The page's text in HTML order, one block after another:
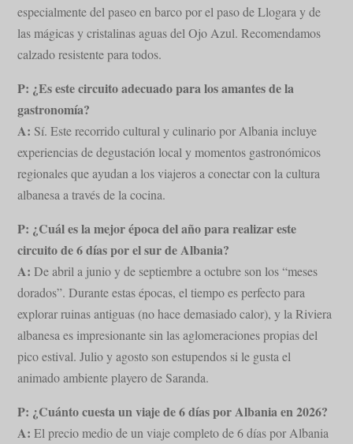
especialmente del paseo en barco por el paso de Llogara y de
las mágicas y cristalinas aguas del Ojo Azul. Recomendamos
calzado resistente para todos.
P: ¿Es este circuito adecuado para los amantes de la
gastronomía?
A: Sí. Este recorrido cultural y culinario por Albania incluye
experiencias de degustación local y momentos gastronómicos
regionales que ayudan a los viajeros a conectar con la cultura
albanesa a través de la cocina.
P: ¿Cuál es la mejor época del año para realizar este
circuito de 6 días por el sur de Albania?
A: De abril a junio y de septiembre a octubre son los “meses
dorados”. Durante estas épocas, el tiempo es perfecto para
explorar ruinas antiguas (no hace demasiado calor), y la Riviera
albanesa es impresionante sin las aglomeraciones propias del
pico estival. Julio y agosto son estupendos si le gusta el
animado ambiente playero de Saranda.
P: ¿Cuánto cuesta un viaje de 6 días por Albania en 2026?
A: El precio medio de un viaje completo de 6 días por Albania